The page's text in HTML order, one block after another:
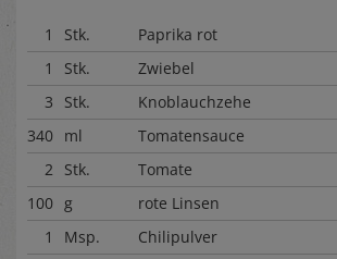
1 Stk.
Paprika rot
1
Stk.
Zwiebel
3
Stk.
Knoblauchzehe
340 ml
Tomatensauce
2 Stk.
Tomate
100 g
rote Linsen
1
Msp.
Chilipulver